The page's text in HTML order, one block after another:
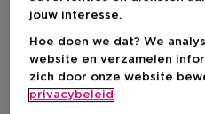
Kies je formaat
jouw interesse.
Hoe doen we dat? We
website en verzamelen
zich door onze website
privacybeleid